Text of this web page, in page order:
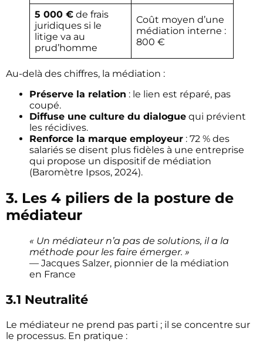
5 000 € de frais
juridiques si le
litige va au
prud’homme
Coût moyen d’une
médiation interne :
800 €
Au-delà des chiffres, la médiation :
Préserve la relation : le lien est réparé, pas
coupé.
Diffuse une culture du dialogue qui prévient
les récidives.
Renforce la marque employeur : 72 % des
salariés se disent plus fidèles à une entreprise
qui propose un dispositif de médiation
(Baromètre Ipsos, 2024).
3. Les 4 piliers de la posture de
médiateur
« Un médiateur n’a pas de solutions, il a la
méthode pour les faire émerger. »
— Jacques Salzer, pionnier de la médiation
en France
3.1 Neutralité
Le médiateur ne prend pas parti ; il se concentre sur
le processus. En pratique :